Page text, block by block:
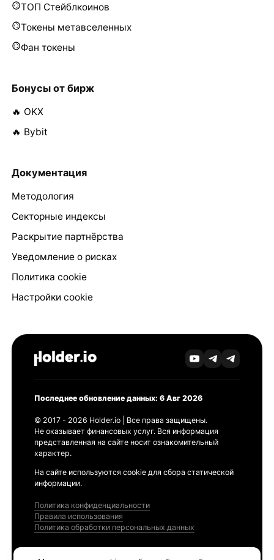
ТОП Стейблкоинов
Токены метавселенных
Фан токены
Бонусы от бирж
🔥 OKX
🔥 Bybit
Документация
Методология
Секторные индексы
Раскрытие партнёрства
Уведомление о рисках
Политика cookie
Настройки cookie
Последнее обновление данных: 6 Авг 2026
© 2017 - 2026 Holder.io | Все права защищены.
Не оказывает финансовых услуг. Вся информация
представленная на сайте носит ознакомительный
характер.
На сайте используются cookie для сбора статической
информации.
Политика конфиденциальности
Правила использования
Политика обработки персональных данных